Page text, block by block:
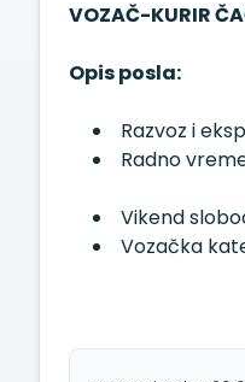
VOZAČ-KURIR
Opis posla:
Razvoz i
Radno
Vikend
Vozačka